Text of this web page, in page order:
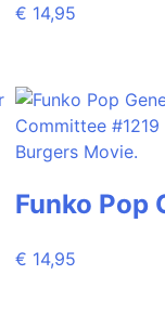
€ 14,95
Funko Pop
€ 14,95